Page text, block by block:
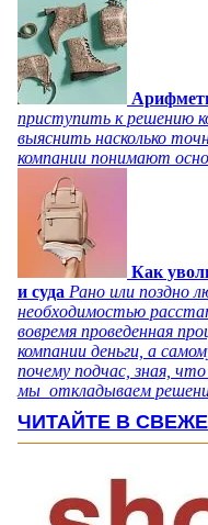
приступить к решению
выяснить насколько
компании понимают
Как
и суда Рано или поздно
необходимостью
вовремя проведенная
компании деньги, а
почему подчас, зная,
мы откладываем
ЧИТАЙТЕ В